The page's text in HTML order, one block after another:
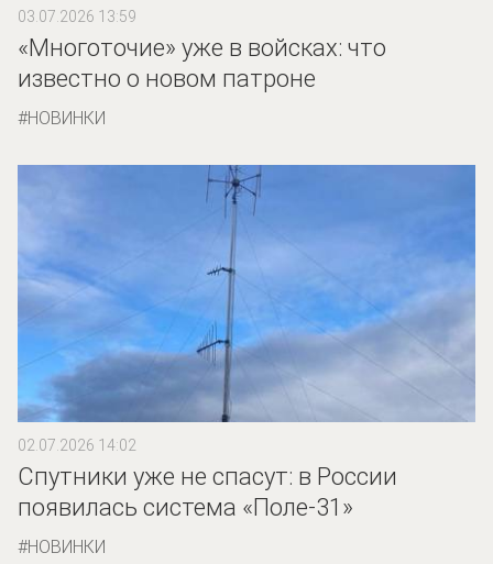
03.07.2026 13:59
«Многоточие» уже в войсках: что
известно о новом патроне
НОВИНКИ
02.07.2026 14:02
Спутники уже не спасут: в России
появилась система «Поле-31»
НОВИНКИ